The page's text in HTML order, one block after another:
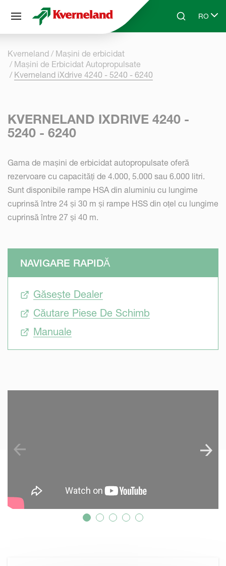
Skip to main contentSearchRO
Select
Kverneland
Mașini de erbicidat
Mașini de Erbicidat Autopropulsate
Kverneland iXdrive 4240 - 5240 - 6240
KVERNELAND IXDRIVE 4240 -
5240 - 6240
Gama de mașini de erbicidat autopropulsate oferă
rezervoare cu capacități de 4.000, 5.000 sau 6.000 litri.
Sunt disponibile rampe HSA din aluminiu cu lungime
cuprinsă între 24 și 30 m și rampe HSS din oțel cu lungime
cuprinsă între 27 și 40 m.
NAVIGARE RAPIDĂ
Găsește Dealer
Căutare Piese De Schimb
Manuale
Panoul de gestionare a panourilor cookie